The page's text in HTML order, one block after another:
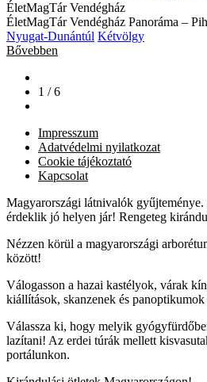
ÉletMagTár Vendégház
ÉletMagTár Vendégház Panoráma –
Nyugat-Dunántúl Kétvölgy
Bővebben
1 / 6
Impresszum
Adatvédelmi nyilatkozat
Cookie tájékoztató
Kapcsolat
Magyarországi látnivalók
érdeklik jó helyen jár! Rengeteg
Nézzen körül a magyarországi
között!
Válogasson a hazai kastélyok, várak
kiállítások, skanzenek és
Válassza ki, hogy melyik
lazítani! Az erdei túrák mellett
portálunkon.